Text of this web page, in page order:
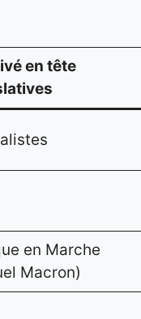
en tête
en Marche
Macron)